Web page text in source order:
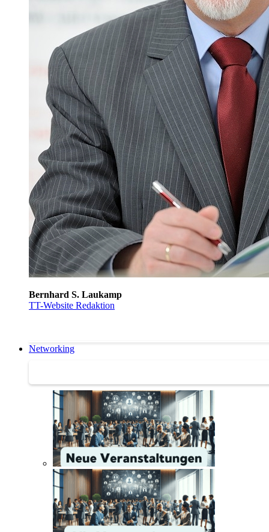
Bernhard S. Laukamp
TT-Website Redaktion
Networking